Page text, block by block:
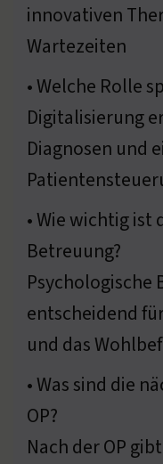
innovativen
Wartezeiten
• Welche Rolle
Digitalisierung
Diagnosen und
• Wie wichtig ist
Betreuung?
Psychologische
entscheidend
und das
• Was sind die
OP?
Nach der OP